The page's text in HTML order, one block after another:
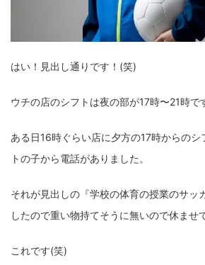
はい！見出し通りです！(笑)
ウチの店のシフトは夜の部が17時〜21時で
ある日16時ぐらい店に夕方の17時からのシ
トの子から電話がありました。
それが見出しの『学校の体育の授業のサッ
したので重い物持てそうに無いので休ませ
これです(笑)